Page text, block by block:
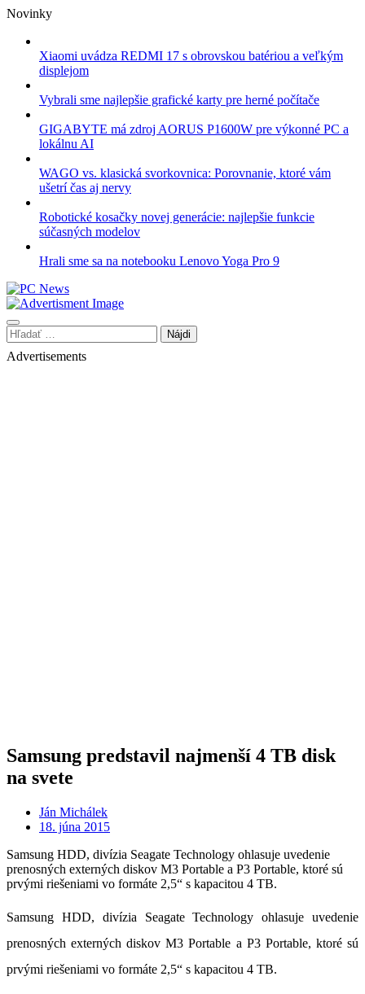
Skip
content
Novinky
Xiaomi uvádza REDMI 17 s obrovskou batériou a veľkým
displejom
Vybrali sme najlepšie grafické karty pre herné počítače
GIGABYTE má zdroj AORUS P1600W pre výkonné PC a
lokálnu AI
WAGO vs. klasická svorkovnica: Porovnanie, ktoré vám
ušetrí čas aj nervy
Robotické kosačky novej generácie: najlepšie funkcie
súčasných modelov
Hrali sme sa na notebooku Lenovo Yoga Pro 9
Hľadať:
Advertisements
Samsung predstavil najmenší 4 TB disk
na svete
Ján Michálek
18. júna 2015
Samsung HDD, divízia Seagate Technology ohlasuje uvedenie
prenosných externých diskov M3 Portable a P3 Portable, ktoré sú
prvými riešeniami vo formáte 2,5“ s kapacitou 4 TB.
Samsung HDD, divízia Seagate Technology ohlasuje uvedenie
prenosných externých diskov M3 Portable a P3 Portable, ktoré sú
prvými riešeniami vo formáte 2,5“ s kapacitou 4 TB.